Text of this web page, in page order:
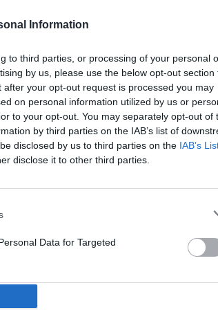
Information
to third parties, or processing of your personal
by us, please use the below opt-out section
your opt-out request is processed you may
on personal information utilized by us or
to your opt-out. You may separately opt-out of
by third parties on the IAB’s list of
disclosed by us to third parties on the IAB’s
disclose it to other third parties.
Data for Targeted
2026 - Stadio Artemio Franchi
- vietata la riproduzione anche
05
ago
04
ago
04
ago